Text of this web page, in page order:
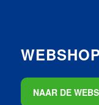
NAAR DE